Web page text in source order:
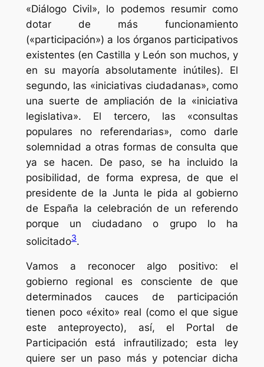
«Diálogo Civil», lo podemos resumir como
dotar de más funcionamiento
(«participación») a los órganos participativos
existentes (en Castilla y León son muchos, y
en su mayoría absolutamente inútiles). El
segundo, las «iniciativas ciudadanas», como
una suerte de ampliación de la «iniciativa
legislativa». El tercero, las «consultas
populares no referendarias», como darle
solemnidad a otras formas de consulta que
ya se hacen. De paso, se ha incluido la
posibilidad, de forma expresa, de que el
presidente de la Junta le pida al gobierno
de España la celebración de un referendo
porque un ciudadano o grupo lo ha
solicitado3.
Vamos a reconocer algo positivo: el
gobierno regional es consciente de que
determinados cauces de participación
tienen poco «éxito» real (como el que sigue
este anteproyecto), así, el Portal de
Participación está infrautilizado; esta ley
quiere ser un paso más y potenciar dicha